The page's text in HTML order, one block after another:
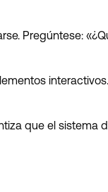
Pregúntese:
que el sistema